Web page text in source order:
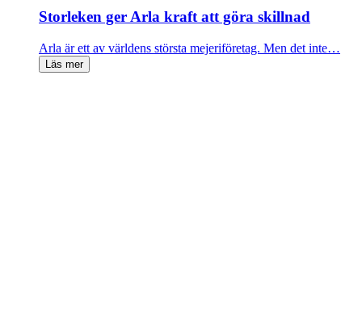
Storleken ger Arla kraft att göra skillnad
Arla är ett av världens största mejeriföretag. Men det inte…
Läs mer